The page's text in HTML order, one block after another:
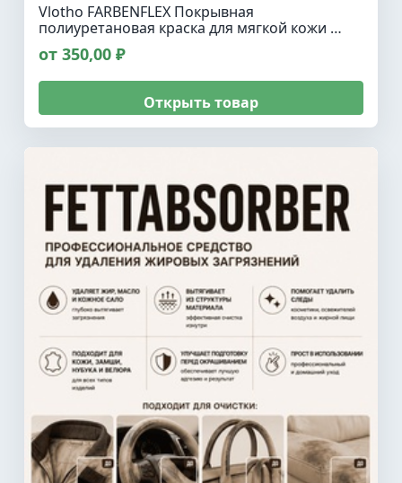
Vlotho FARBENFLEX Покрывная
полиуретановая краска для мягкой кожи …
от 350,00 ₽
Открыть товар